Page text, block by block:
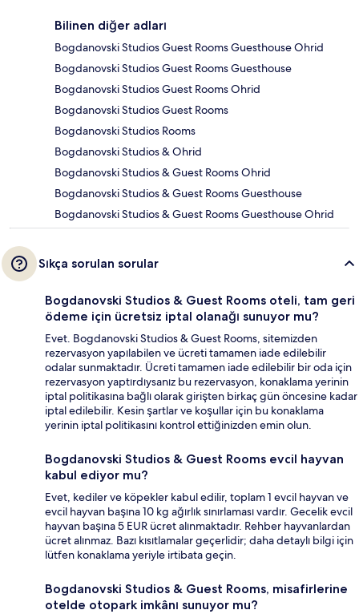
Bilinen diğer adları
Bogdanovski Studios Guest Rooms Guesthouse Ohrid
Bogdanovski Studios Guest Rooms Guesthouse
Bogdanovski Studios Guest Rooms Ohrid
Bogdanovski Studios Guest Rooms
Bogdanovski Studios Rooms
Bogdanovski Studios & Ohrid
Bogdanovski Studios & Guest Rooms Ohrid
Bogdanovski Studios & Guest Rooms Guesthouse
Bogdanovski Studios & Guest Rooms Guesthouse Ohrid
Sıkça sorulan sorular
Bogdanovski Studios & Guest Rooms oteli, tam geri
ödeme için ücretsiz iptal olanağı sunuyor mu?
Evet. Bogdanovski Studios & Guest Rooms, sitemizden
rezervasyon yapılabilen ve ücreti tamamen iade edilebilir
odalar sunmaktadır. Ücreti tamamen iade edilebilir bir oda için
rezervasyon yaptırdıysanız bu rezervasyon, konaklama yerinin
iptal politikasına bağlı olarak girişten birkaç gün öncesine kadar
iptal edilebilir. Kesin şartlar ve koşullar için bu konaklama
yerinin iptal politikasını kontrol ettiğinizden emin olun.
Bogdanovski Studios & Guest Rooms evcil hayvan
kabul ediyor mu?
Evet, kediler ve köpekler kabul edilir, toplam 1 evcil hayvan ve
evcil hayvan başına 10 kg ağırlık sınırlaması vardır. Gecelik evcil
hayvan başına 5 EUR ücret alınmaktadır. Rehber hayvanlardan
ücret alınmaz. Bazı kısıtlamalar geçerlidir; daha detaylı bilgi için
lütfen konaklama yeriyle irtibata geçin.
Bogdanovski Studios & Guest Rooms, misafirlerine
otelde otopark imkânı sunuyor mu?